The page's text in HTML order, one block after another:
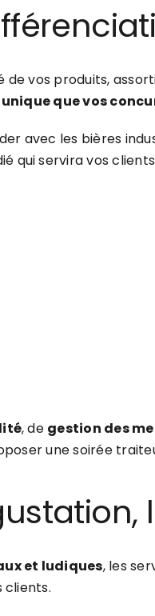
de vos produits,
que vos
avec les bières
qui servira vos
, de gestion des
une soirée
et ludiques, les
clients.